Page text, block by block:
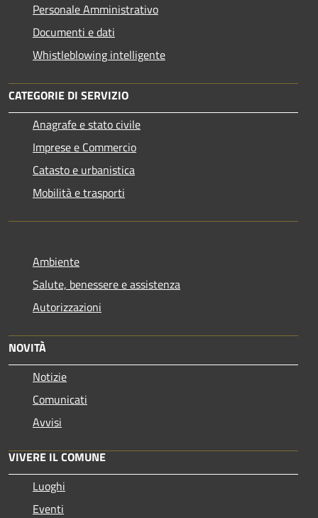
Personale Amministrativo
Documenti e dati
Whistleblowing intelligente
CATEGORIE DI SERVIZIO
Anagrafe e stato civile
Imprese e Commercio
Catasto e urbanistica
Mobilità e trasporti
Ambiente
Salute, benessere e assistenza
Autorizzazioni
NOVITÀ
Notizie
Comunicati
Avvisi
VIVERE IL COMUNE
Luoghi
Eventi